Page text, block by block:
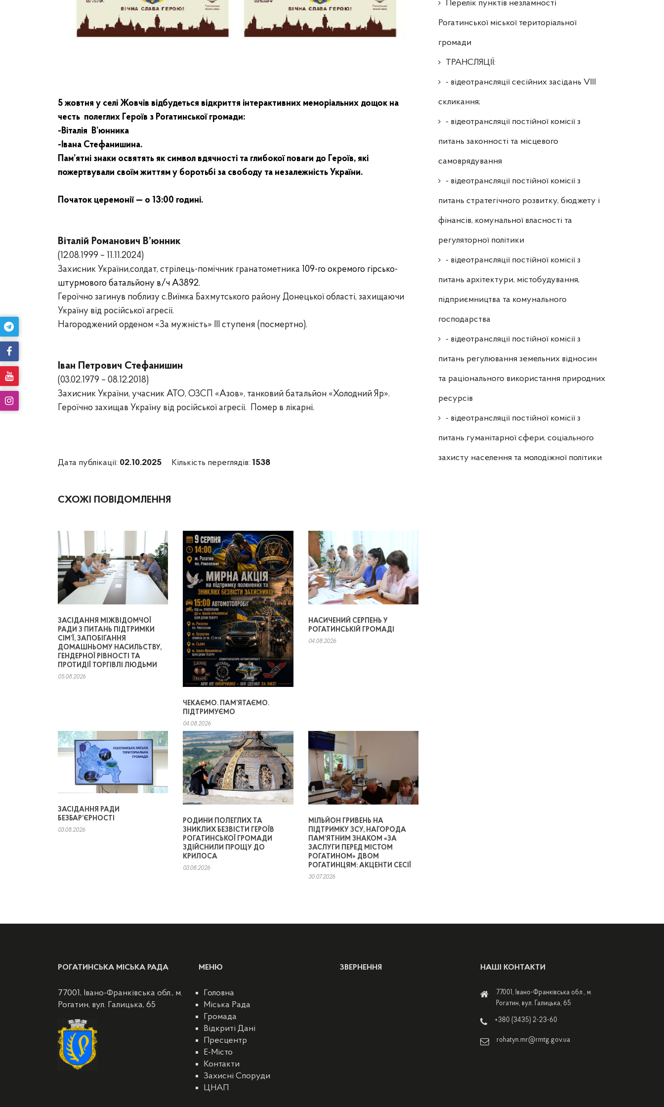
Перелік пунктів незламності
Рогатинської міської територіальної
громади
ТРАНСЛЯЦІЇ:
- відеотрансляції сесійних засідань VIII
скликання;
- відеотрансляції постійної комісії з
питань законності та місцевого
самоврядування
- відеотрансляції постійної комісії з
питань стратегічного розвитку, бюджету і
фінансів, комунальної власності та
регуляторної політики
- відеотрансляції постійної комісії з
питань архітектури, містобудування,
підприємництва та комунального
господарства
- відеотрансляції постійної комісії з
питань регулювання земельних відносин
та раціонального використання природних
ресурсів
- відеотрансляції постійної комісії з
питань гуманітарної сфери, соціального
захисту населення та молодіжної політики
5 жовтня у селі Жовчів відбудеться відкриття інтерактивних меморіальних дощок на
честь полеглих Героїв з Рогатинської громади:
-Віталія
В’юнника
-Івана Стефанишина.
Пам’ятні знаки освятять як символ вдячності та глибокої поваги до Героїв, які
пожертвували своїм життям у боротьбі за свободу та незалежність України.
Початок церемонії — о 13:00 годині.
Віталій Романович В’юнник
(12.08.1999 – 11.11.2024)
Захисник України,солдат, стрілець-помічник гранатометника 109-го окремого гірсько-
штурмового батальйону в/ч А3892.
Героїчно загинув поблизу с. Виїмка Бахмутського району Донецької області, захищаючи
Україну від російської агресії.
Нагороджений орденом «За мужність» ІІІ ступеня (посмертно).
Іван Петрович Стефанишин
(03.02.1979 – 08.12.2018)
Захисник України, учасник АТО, ОЗСП «Азов», танковий батальйон «Холодний Яр».
Героїчно захищав Україну від російської агресії.
Помер в лікарні.
Дата публікації: 02.10.2025 Кількість переглядів: 1538
СХОЖІ ПОВІДОМЛЕННЯ
ЗАСІДАННЯ МІЖВІДОМЧОЇ
РАДИ З ПИТАНЬ ПІДТРИМКИ
СІМ’Ї, ЗАПОБІГАННЯ
ДОМАШНЬОМУ НАСИЛЬСТВУ,
ГЕНДЕРНОЇ РІВНОСТІ ТА
ПРОТИДІЇ ТОРГІВЛІ ЛЮДЬМИ
05.08.2026
ЧЕКАЄМО. ПАМ’ЯТАЄМО.
ПІДТРИМУЄМО
04.08.2026
НАСИЧЕНИЙ СЕРПЕНЬ У
РОГАТИНСЬКІЙ ГРОМАДІ
04.08.2026
ЗАСІДАННЯ РАДИ
БЕЗБАР’ЄРНОСТІ
03.08.2026
РОДИНИ ПОЛЕГЛИХ ТА
ЗНИКЛИХ БЕЗВІСТИ ГЕРОЇВ
РОГАТИНСЬКОЇ ГРОМАДИ
ЗДІЙСНИЛИ ПРОЩУ ДО
КРИЛОСА
03.08.2026
МІЛЬЙОН ГРИВЕНЬ НА
ПІДТРИМКУ ЗСУ, НАГОРОДА
ПАМ’ЯТНИМ ЗНАКОМ «ЗА
ЗАСЛУГИ ПЕРЕД МІСТОМ
РОГАТИНОМ» ДВОМ
РОГАТИНЦЯМ: АКЦЕНТИ СЕСІЇ
30.07.2026
РОГАТИНСЬКА МІСЬКА РАДА
77001, Івано-Франківська обл., м.
Рогатин, вул. Галицька, 65
МЕНЮ
Головна
Міська Рада
Громада
Відкриті Дані
Пресцентр
E-Місто
Контакти
Захисні Споруди
ЦНАП
ЗВЕРНЕННЯ НАШІ КОНТАКТИ
77001, Івано-Франківська обл., м.
Рогатин, вул. Галицька, 65
+380 (3435) 2-23-60
rohatyn.mr@rmtg.gov.ua